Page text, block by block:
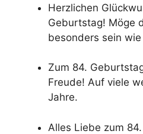
Herzlichen
Geburtstag! Möge
besonders sein
Zum 84.
Freude! Auf viele
Jahre.
Alles Liebe zum